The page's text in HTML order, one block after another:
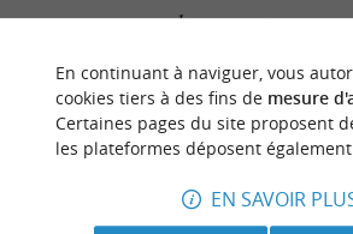
commune pour le moment...
En continuant à naviguer, vous
cookies tiers à des fins de mesure
Certaines pages du site proposent
les plateformes déposent
EN SAVOIR